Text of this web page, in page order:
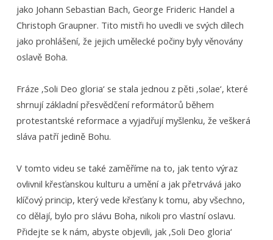
jako Johann Sebastian Bach, George Frideric Handel a
Christoph Graupner. Tito mistři ho uvedli ve svých dílech
jako prohlášení, že jejich umělecké počiny byly věnovány
oslavě Boha.
Fráze ‚Soli Deo gloria‘ se stala jednou z pěti ‚solae‘, které
shrnují základní přesvědčení reformátorů během
protestantské reformace a vyjadřují myšlenku, že veškerá
sláva patří jedině Bohu.
V tomto videu se také zaměříme na to, jak tento výraz
ovlivnil křesťanskou kulturu a umění a jak přetrvává jako
klíčový princip, který vede křesťany k tomu, aby všechno,
co dělají, bylo pro slávu Boha, nikoli pro vlastní oslavu.
Přidejte se k nám, abyste objevili, jak ‚Soli Deo gloria‘